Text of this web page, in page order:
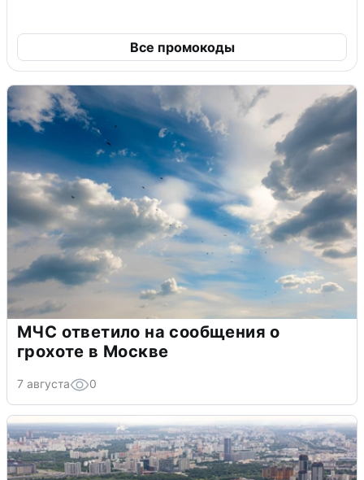
Все промокоды
МЧС ответило на сообщения о
грохоте в Москве
7 августа 0